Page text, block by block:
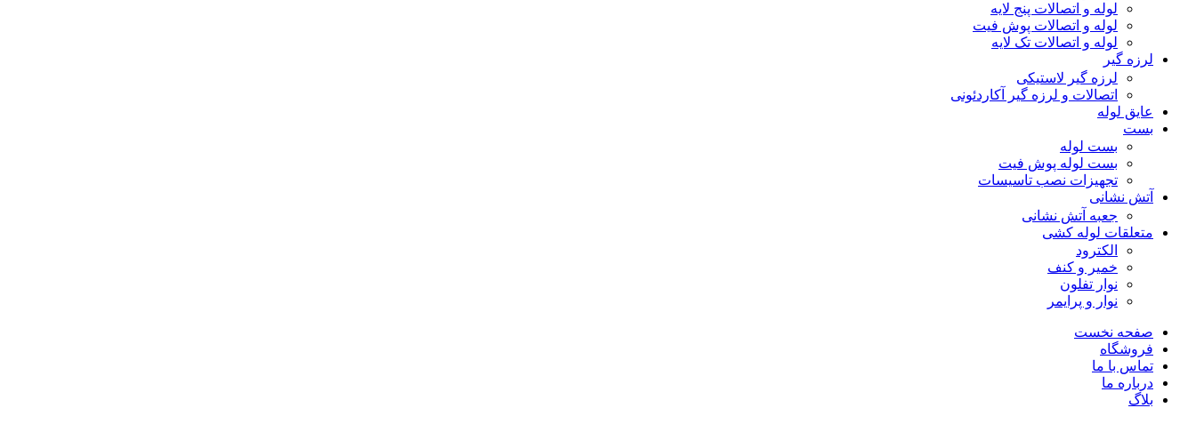
لوله و اتصالات پنج لایه
لوله و اتصالات پوش فیت
لوله و اتصالات تک لایه
لرزه گیر
لرزه گیر لاستیکی
اتصالات و لرزه گیر آکاردئونی
عایق لوله
بست
بست لوله
بست لوله پوش فیت
تجهیزات نصب تاسیسات
آتش نشانی
جعبه آتش نشانی
متعلقات لوله کشی
الکترود
خمیر و کنف
نوار تفلون
نوار و پرایمر
صفحه نخست
فروشگاه
تماس با ما
درباره ما
بلاگ